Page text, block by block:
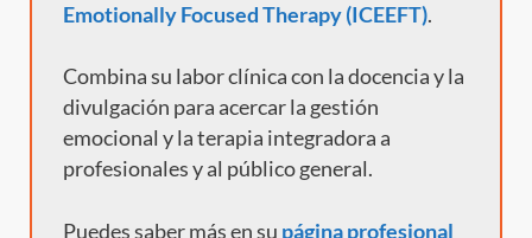
Emotionally Focused Therapy (ICEEFT).
Combina su labor clínica con la docencia y la
divulgación para acercar la gestión
emocional y la terapia integradora a
profesionales y al público general.
Puedes saber más en su página profesional